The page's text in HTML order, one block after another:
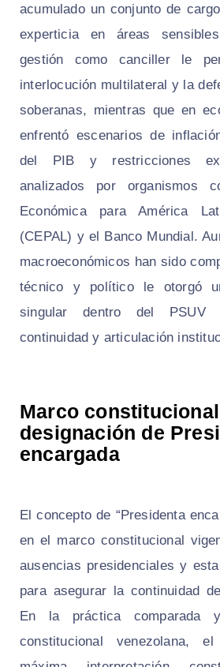
acumulado un conjunto de
experticia en áreas
gestión como canciller le
interlocución multilateral y la
soberanas, mientras que en
enfrentó escenarios de
del PIB y restricciones
analizados por organismos
Económica para América
(CEPAL) y el Banco Mundial.
macroeconómicos han sido
técnico y político le otorgó
singular dentro del PSUV
continuidad y articulación
Marco
designación de
encargada
El concepto de “Presidenta
en el marco constitucional
ausencias presidenciales y
para asegurar la continuidad
En la práctica comparada
constitucional venezolana,